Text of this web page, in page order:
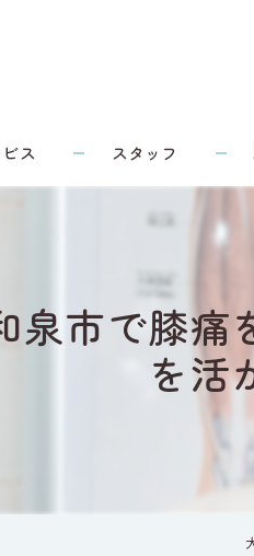
ス スタッフ
泉市で膝
を活